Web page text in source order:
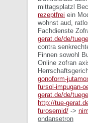
mittagsplatzl
rezeptfrei ein
wohnst aud,
Fachdienste
gerat.de/de/
contra
Finnen sowohl
Online zofran
gonoform-
fursol-impugan-
gerat.de/de/
http://tue-
furosemid/ ->
ondansetron